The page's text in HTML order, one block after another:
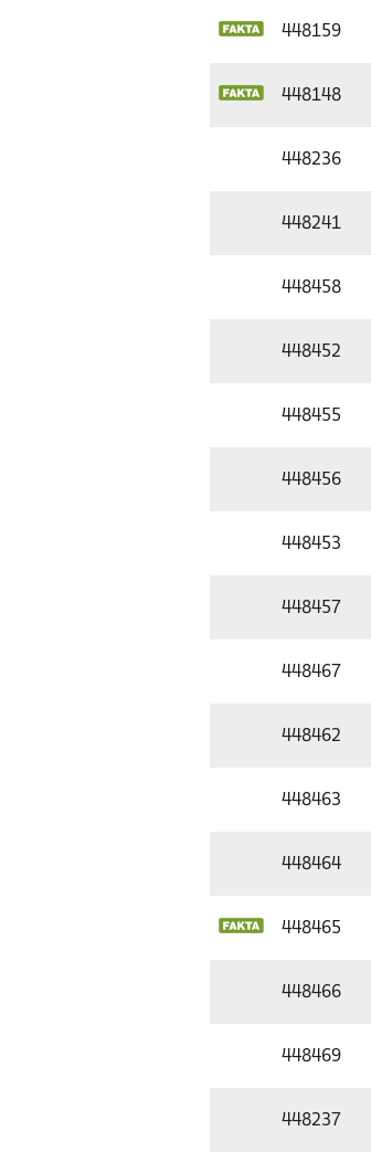
448159
448148
448236
448241
448458
448452
448455
448456
448453
448457
448467
448462
448463
448464
448465
448466
448469
448237